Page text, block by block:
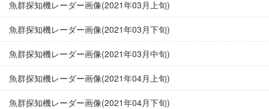
魚群探知機レーダー画像(2021年03月上旬)
魚群探知機レーダー画像(2021年03月下旬)
魚群探知機レーダー画像(2021年03月中旬)
魚群探知機レーダー画像(2021年04月上旬)
魚群探知機レーダー画像(2021年04月下旬)